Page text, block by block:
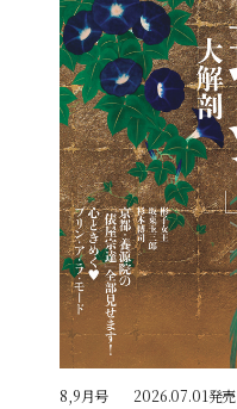
8,9月号 2026.07.01発売